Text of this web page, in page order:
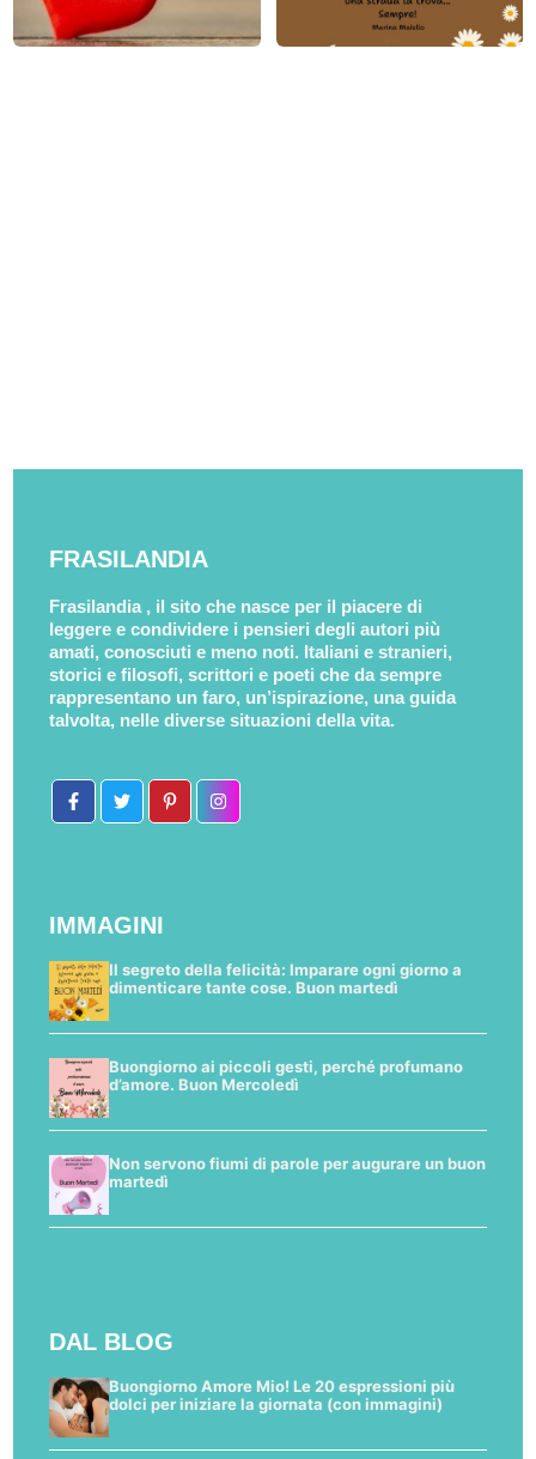
FRASILANDIA
Frasilandia , il sito che nasce per il piacere di
leggere e condividere i pensieri degli autori più
amati, conosciuti e meno noti. Italiani e stranieri,
storici e filosofi, scrittori e poeti che da sempre
rappresentano un faro, un’ispirazione, una guida
talvolta, nelle diverse situazioni della vita.
IMMAGINI
Il segreto della felicità: Imparare ogni giorno a
dimenticare tante cose. Buon martedì
Buongiorno ai piccoli gesti, perché profumano
d’amore. Buon Mercoledì
Non servono fiumi di parole per augurare un buon
martedì
DAL BLOG
Buongiorno Amore Mio! Le 20 espressioni più
dolci per iniziare la giornata (con immagini)